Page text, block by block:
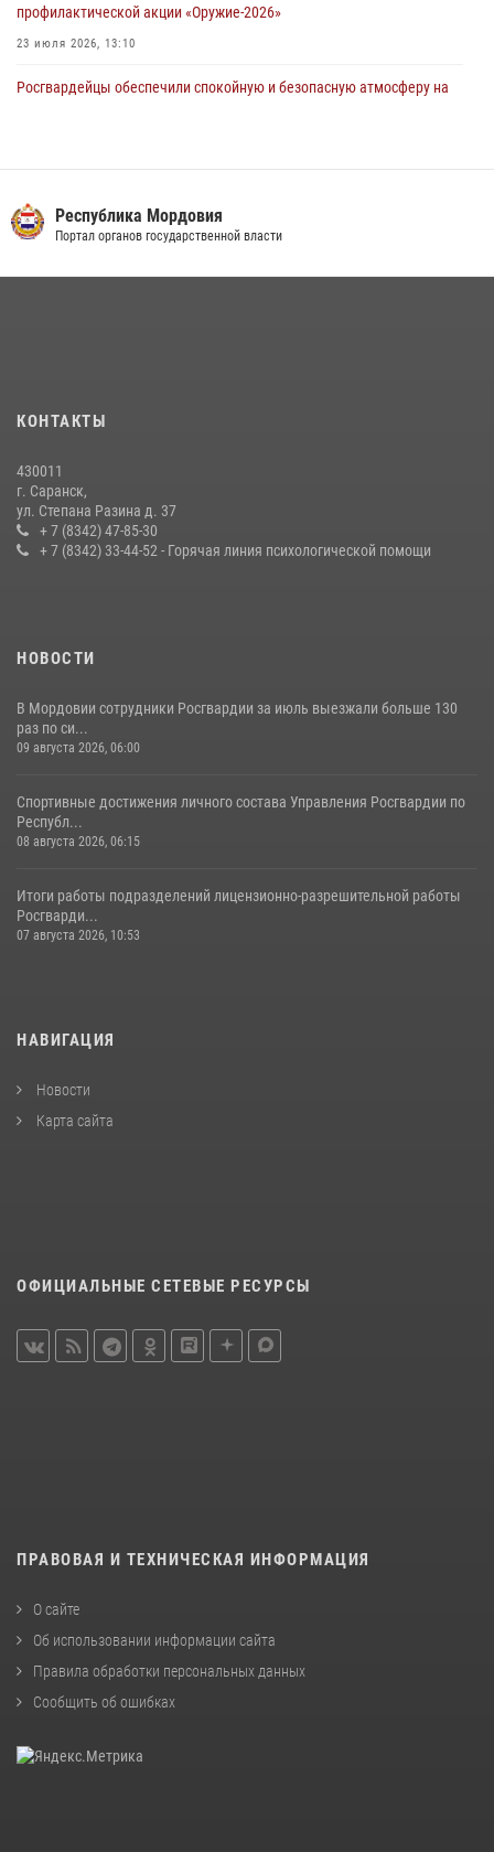
профилактической акции «Оружие‑2026»
23 июля 2026, 13:10
Росгвардейцы обеспечили спокойную и безопасную атмосферу на
обеспечили безопасность на футбольных мероприятиях: от
регионального турнира до Суперкубка России
содействии сотрудников Росгвардии
Сотрудники Росгвардии обеспечили безопасность Всероссийского
конкурса профмастерства в Саранске
23 июля 2026, 11:54 4
Республика Мордовия
Портал органов государственной власти
КОНТАКТЫ
430011
г. Саранск,
ул. Степана Разина д. 37
+ 7 (8342) 47-85-30
+ 7 (8342) 33-44-52 - Горячая линия психологической помощи
НОВОСТИ
В Мордовии сотрудники Росгвардии за июль выезжали больше 130
раз по си...
09 августа 2026, 06:00
Спортивные достижения личного состава Управления Росгвардии по
Республ...
08 августа 2026, 06:15
Итоги работы подразделений лицензионно-разрешительной работы
Росгварди...
07 августа 2026, 10:53
НАВИГАЦИЯ
Новости
Карта сайта
ОФИЦИАЛЬНЫЕ СЕТЕВЫЕ РЕСУРСЫ
ПРАВОВАЯ И ТЕХНИЧЕСКАЯ ИНФОРМАЦИЯ
О сайте
Об использовании информации сайта
Правила обработки персональных данных
Сообщить об ошибках